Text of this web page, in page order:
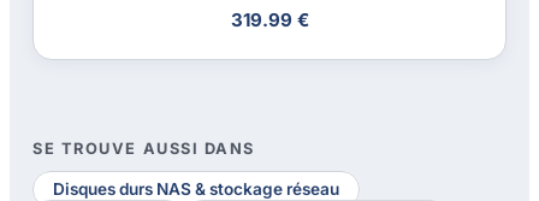
319.99 €
SE TROUVE AUSSI DANS
Disques durs NAS & stockage réseau